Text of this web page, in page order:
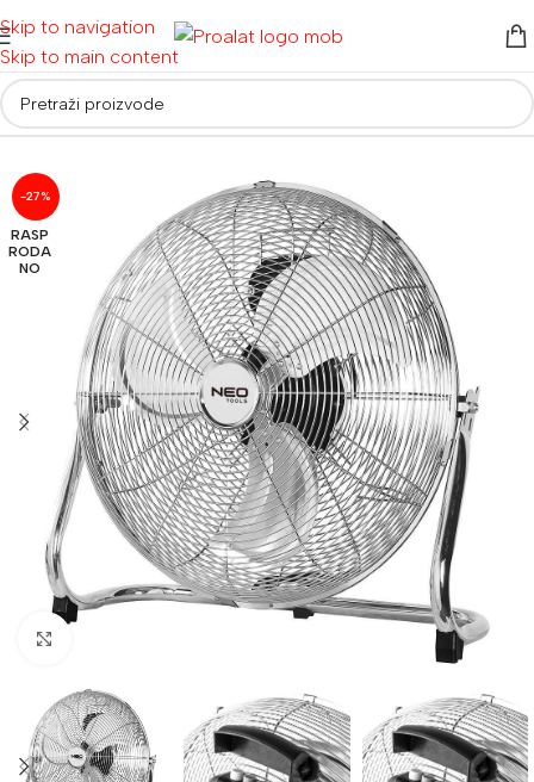
Skip to navigation
Skip to main content
Početna/ Ostalo/Grijalice i ventilatori
-27%
RASP
RODA
NO